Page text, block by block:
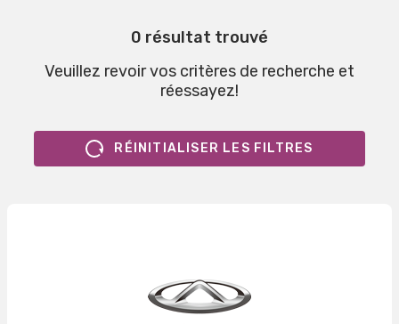
0 résultat trouvé
Veuillez revoir vos critères de recherche et
réessayez!
RÉINITIALISER LES FILTRES